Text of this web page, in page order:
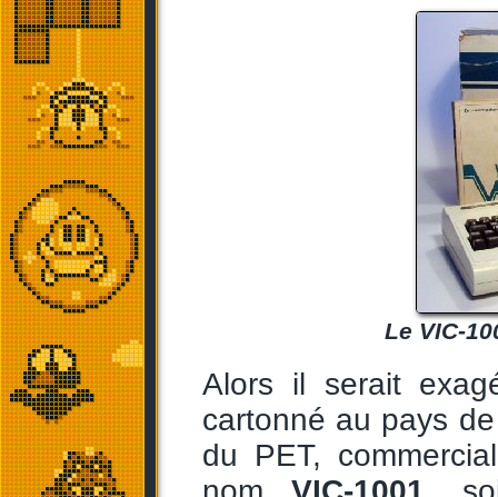
Le VIC-
Alors il serait
cartonné au pays
du PET,